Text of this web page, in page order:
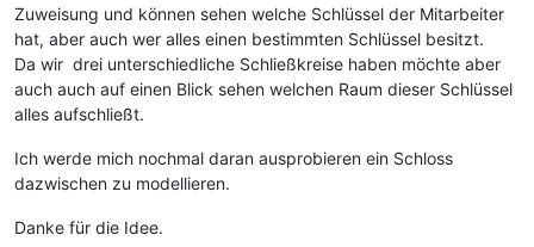
Zuweisung und können sehen welche Schlüssel der Mitarbeiter
hat, aber auch wer alles einen bestimmten Schlüssel besitzt.
Da wir drei unterschiedliche Schließkreise haben möchte aber
auch auch auf einen Blick sehen welchen Raum dieser Schlüssel
alles aufschließt.
Ich werde mich nochmal daran ausprobieren ein Schloss
dazwischen zu modellieren.
Danke für die Idee.